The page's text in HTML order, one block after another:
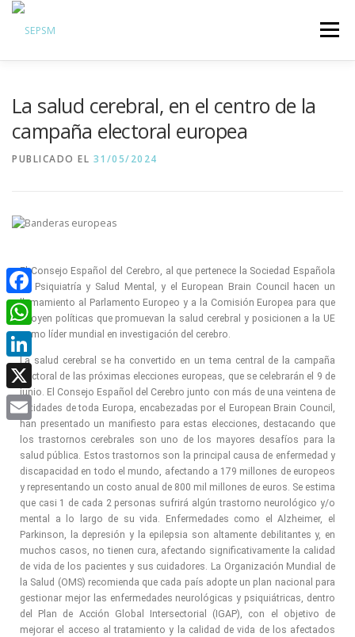
Menú
Sobre la SEPSM
Psiquiatras y residentes
La salud cerebral, en el centro de la
campaña electoral europea
PUBLICADO EL 31/05/2024
El Consejo Español del Cerebro, al que pertenece la Sociedad Española
de Psiquiatría y Salud Mental, y el European Brain Council hacen un
llamamiento al Parlamento Europeo y a la Comisión Europea para que
apoyen políticas que promuevan la salud cerebral y posicionen a la UE
como líder mundial en investigación del cerebro.
La salud cerebral se ha convertido en un tema central de la campaña
electoral de las próximas elecciones europeas, que se celebrarán el 9 de
junio. El Consejo Español del Cerebro junto con más de una veintena de
entidades de toda Europa, encabezadas por el European Brain Council,
han presentado un manifiesto para estas elecciones, destacando que
los trastornos cerebrales son uno de los mayores desafíos para la
salud pública. Estos trastornos son la principal causa de enfermedad y
discapacidad en todo el mundo, afectando a 179 millones de europeos
y representando un costo anual de 800 mil millones de euros. Se estima
que casi 1 de cada 2 personas sufrirá algún trastorno neurológico y/o
mental a lo largo de su vida. Enfermedades como el Alzheimer, el
Parkinson, la depresión y la epilepsia son altamente debilitantes y, en
muchos casos, no tienen cura, afectando significativamente la calidad
de vida de los pacientes y sus cuidadores. La Organización Mundial de
la Salud (OMS) recomienda que cada país adopte un plan nacional para
gestionar mejor las enfermedades neurológicas y psiquiátricas, dentro
del Plan de Acción Global Intersectorial (IGAP), con el objetivo de
mejorar el acceso al tratamiento y la calidad de vida de los afectados
Facebook
WhatsApp
LinkedIn
X
Email